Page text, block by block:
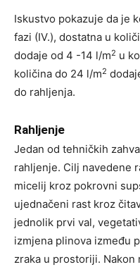
Iskustvo pokazuje da je
fazi (IV.), dostatna u
dodaje od 4 -14 l/m2 u
količina do 24 l/m2
do rahljenja.
Rahljenje
Jedan od tehničkih
rahljenje. Cilj navedene
micelij kroz pokrovni
ujednačeni rast kroz
jednolik prvi val,
izmjena plinova između
zraka u prostoriji.